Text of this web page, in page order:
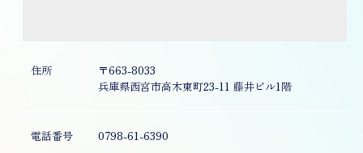
住所
〒663-8033
兵庫県西宮市高木東町23-11 藤井ビル1階
電話番号 0798-61-6390